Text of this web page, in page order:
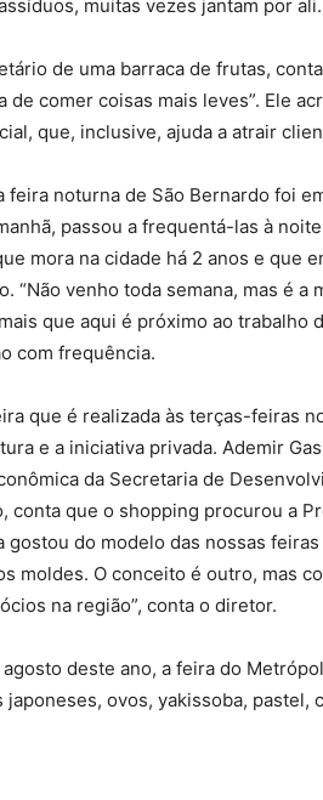
muitas vezes jantam por ali.
de uma barraca de frutas,
de comer coisas mais leves”. Ele
que, inclusive, ajuda a atrair
feira noturna de São Bernardo foi
passou a frequentá-las à
mora na cidade há 2 anos e que
“Não venho toda semana, mas é
que aqui é próximo ao trabalho
com frequência.
que é realizada às terças-feiras
e a iniciativa privada. Ademir
da Secretaria de
conta que o shopping procurou a
gostou do modelo das nossas
moldes. O conceito é outro, mas
na região”, conta o diretor.
deste ano, a feira do
ovos, yakissoba, pastel,